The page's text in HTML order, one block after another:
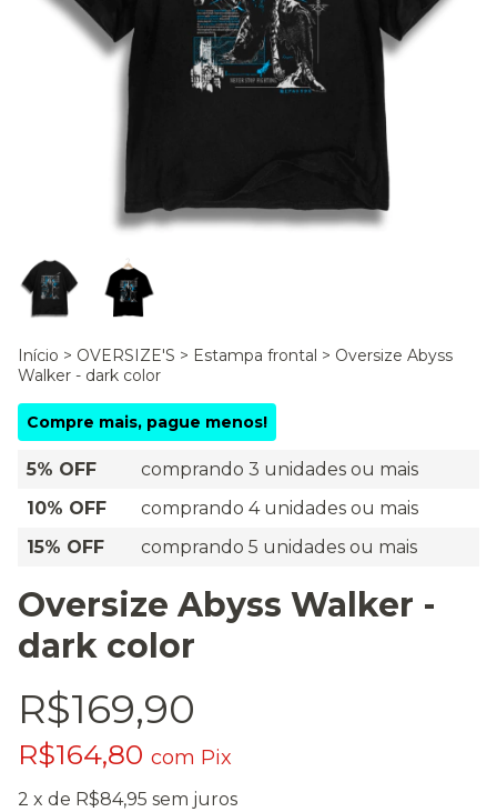
Início > OVERSIZE'S > Estampa frontal > Oversize Abyss
Walker - dark color
Compre mais, pague menos!
5% OFF
comprando 3 unidades ou mais
10% OFF
comprando 4 unidades ou mais
15% OFF
comprando 5 unidades ou mais
Oversize Abyss Walker -
dark color
R$169,90
R$164,80 com Pix
2 x de R$84,95 sem juros